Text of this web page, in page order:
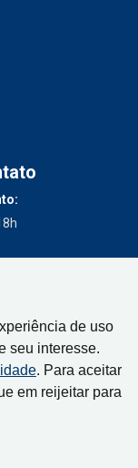
de uso
seu interesse.
. Para aceitar
em reijeitar para
- SP,
- SP
SP